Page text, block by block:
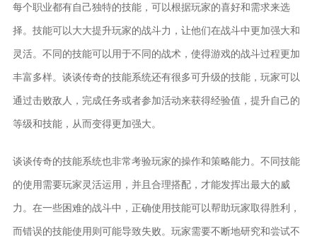
每个职业都有自己独特的技能，可以根据玩家的喜好和需求来选
择。技能可以大大提升玩家的战斗力，让他们在战斗中更加强大和
灵活。不同的技能可以用于不同的战术，使得游戏的战斗过程更加
丰富多样。谈谈传奇的技能系统还有很多可升级的技能，玩家可以
通过击败敌人，完成任务或者参加活动来获得经验值，提升自己的
等级和技能，从而变得更加强大。
谈谈传奇的技能系统也非常考验玩家的操作和策略能力。不同技能
的使用需要玩家灵活运用，并且合理搭配，才能发挥出最大的威
力。在一些困难的战斗中，正确使用技能可以帮助玩家取得胜利，
而错误的技能使用则可能导致失败。玩家需要不断地研究和尝试不